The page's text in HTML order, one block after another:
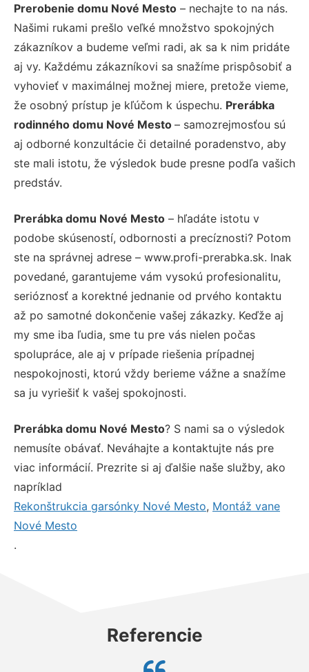
Prerobenie domu Nové Mesto – nechajte to na nás.
Našimi rukami prešlo veľké množstvo spokojných
zákazníkov a budeme veľmi radi, ak sa k nim pridáte
aj vy. Každému zákazníkovi sa snažíme prispôsobiť a
vyhovieť v maximálnej možnej miere, pretože vieme,
že osobný prístup je kľúčom k úspechu. Prerábka
rodinného domu Nové Mesto – samozrejmosťou sú
aj odborné konzultácie či detailné poradenstvo, aby
ste mali istotu, že výsledok bude presne podľa vašich
predstáv.
Prerábka domu Nové Mesto – hľadáte istotu v
podobe skúseností, odbornosti a precíznosti? Potom
ste na správnej adrese – www.profi-prerabka.sk. Inak
povedané, garantujeme vám vysokú profesionalitu,
serióznosť a korektné jednanie od prvého kontaktu
až po samotné dokončenie vašej zákazky. Keďže aj
my sme iba ľudia, sme tu pre vás nielen počas
spolupráce, ale aj v prípade riešenia prípadnej
nespokojnosti, ktorú vždy berieme vážne a snažíme
sa ju vyriešiť k vašej spokojnosti.
Prerábka domu Nové Mesto? S nami sa o výsledok
nemusíte obávať. Neváhajte a kontaktujte nás pre
viac informácií. Prezrite si aj ďalšie naše služby, ako
napríklad
Rekonštrukcia garsónky Nové Mesto, Montáž vane
Nové Mesto
.
Referencie